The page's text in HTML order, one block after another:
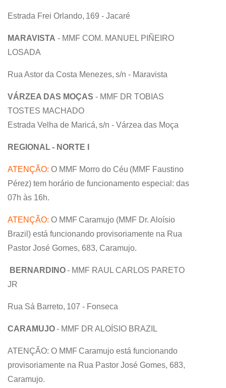
Estrada Frei Orlando, 169 - Jacaré
MARAVISTA - MMF COM. MANUEL PIÑEIRO
LOSADA
Rua Astor da Costa Menezes, s/n - Maravista
VÁRZEA DAS MOÇAS - MMF DR TOBIAS
TOSTES MACHADO
Estrada Velha de Maricá, s/n - Várzea das Moça
REGIONAL - NORTE I
ATENÇÃO: O MMF Morro do Céu (MMF Faustino
Pérez) tem horário de funcionamento especial: das
07h às 16h.
ATENÇÃO: O MMF Caramujo (MMF Dr. Aloísio
Brazil) está funcionando provisoriamente na Rua
Pastor José Gomes, 683, Caramujo.
BERNARDINO- MMF RAUL CARLOS PARETO
JR
Rua Sá Barreto, 107 - Fonseca
CARAMUJO- MMF DR ALOÍSIO BRAZIL
ATENÇÃO: O MMF Caramujo está funcionando
provisoriamente na Rua Pastor José Gomes, 683,
Caramujo.